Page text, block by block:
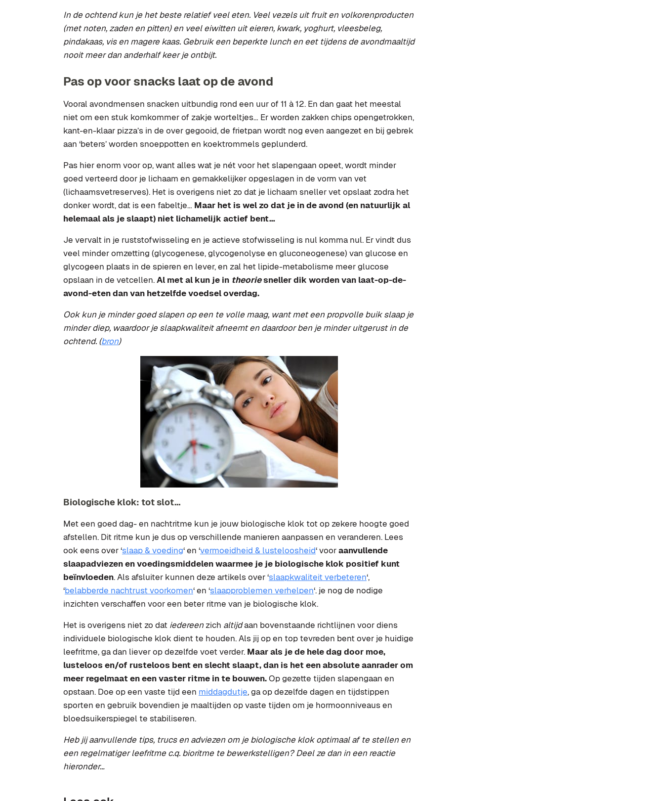
In de ochtend kun je het beste relatief veel eten. Veel vezels uit fruit en volkorenproducten
(met noten, zaden en pitten) en veel eiwitten uit eieren, kwark, yoghurt, vleesbeleg,
pindakaas, vis en magere kaas. Gebruik een beperkte lunch en eet tijdens de avondmaaltijd
nooit meer dan anderhalf keer je ontbijt.
Pas op voor snacks laat op de avond
Vooral avondmensen snacken uitbundig rond een uur of 11 à 12. En dan gaat het meestal
niet om een stuk komkommer of zakje worteltjes… Er worden zakken chips opengetrokken,
kant-en-klaar pizza’s in de over gegooid, de frietpan wordt nog even aangezet en bij gebrek
aan ‘beters’ worden snoeppotten en koektrommels geplunderd.
Pas hier enorm voor op, want alles wat je nét voor het slapengaan opeet, wordt minder
goed verteerd door je lichaam en gemakkelijker opgeslagen in de vorm van vet
(lichaamsvetreserves). Het is overigens niet zo dat je lichaam sneller vet opslaat zodra het
donker wordt, dat is een fabeltje… Maar het is wel zo dat je in de avond (en natuurlijk al
helemaal als je slaapt) niet lichamelijk actief bent…
Je vervalt in je ruststofwisseling en je actieve stofwisseling is nul komma nul. Er vindt dus
veel minder omzetting (glycogenese, glycogenolyse en gluconeogenese) van glucose en
glycogeen plaats in de spieren en lever, en zal het lipide-metabolisme meer glucose
opslaan in de vetcellen.Al met al kun je in theoriesneller dik worden van laat-op-de-
avond-eten dan van hetzelfde voedsel overdag.
Ook kun je minder goed slapen op een te volle maag, want met een propvolle buik slaap je
minder diep, waardoor je slaapkwaliteit afneemt en daardoor ben je minder uitgerust in de
ochtend. (bron)
Biologische klok: tot slot…
Met een goed dag- en nachtritme kun je jouw biologische klok tot op zekere hoogte goed
afstellen. Dit ritme kun je dus op verschillende manieren aanpassen en veranderen. Lees
ook eens over ‘slaap & voeding‘ en ‘vermoeidheid & lusteloosheid‘ vooraanvullende
slaapadviezen envoedingsmiddelenwaarmee je je biologische klok positief kunt
beïnvloeden. Als afsluiter kunnen deze artikels over ‘slaapkwaliteit verbeteren‘,
‘belabberde nachtrust voorkomen‘ en ‘slaapproblemen verhelpen‘. je nog de nodige
inzichten verschaffen voor een beter ritme van je biologische klok.
Het is overigens niet zo dat iedereen zich altijdaan bovenstaande richtlijnen voor diens
individuele biologische klok dient te houden. Als jij op en top tevreden bent over je huidige
leefritme, ga dan liever op dezelfde voet verder. Maar als je de hele dag door moe,
lusteloos en/of rusteloos bent en slecht slaapt, dan is het een absolute aanrader om
meer regelmaat en een vaster ritme in te bouwen.Op gezette tijden slapengaan en
opstaan. Doe op een vaste tijd een middagdutje, ga op dezelfde dagen en tijdstippen
sporten en gebruik bovendien je maaltijden op vaste tijden om je hormoonniveaus en
bloedsuikerspiegel te stabiliseren.
Heb jij aanvullende tips, trucs en adviezen om je biologische klok optimaal af te stellen en
een regelmatiger leefritme c.q. bioritme te bewerkstelligen? Deel ze dan in een reactie
hieronder…